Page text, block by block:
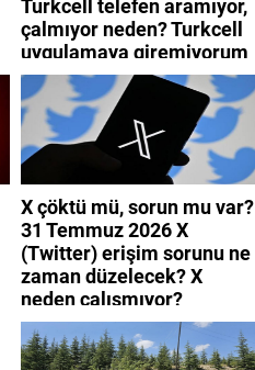
Turkcell telefen aramıyor,
çalmıyor neden? Turkcell
uygulamaya giremiyorum
neden? Turkcell internet
neden yavaş?
X çöktü mü, sorun mu var?
31 Temmuz 2026 X
(Twitter) erişim sorunu ne
zaman düzelecek? X
neden çalışmıyor?